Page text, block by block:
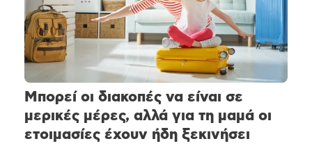
Μπορεί οι διακοπές να είναι σε
μερικές μέρες, αλλά για τη μαμά οι
ετοιμασίες έχουν ήδη ξεκινήσει